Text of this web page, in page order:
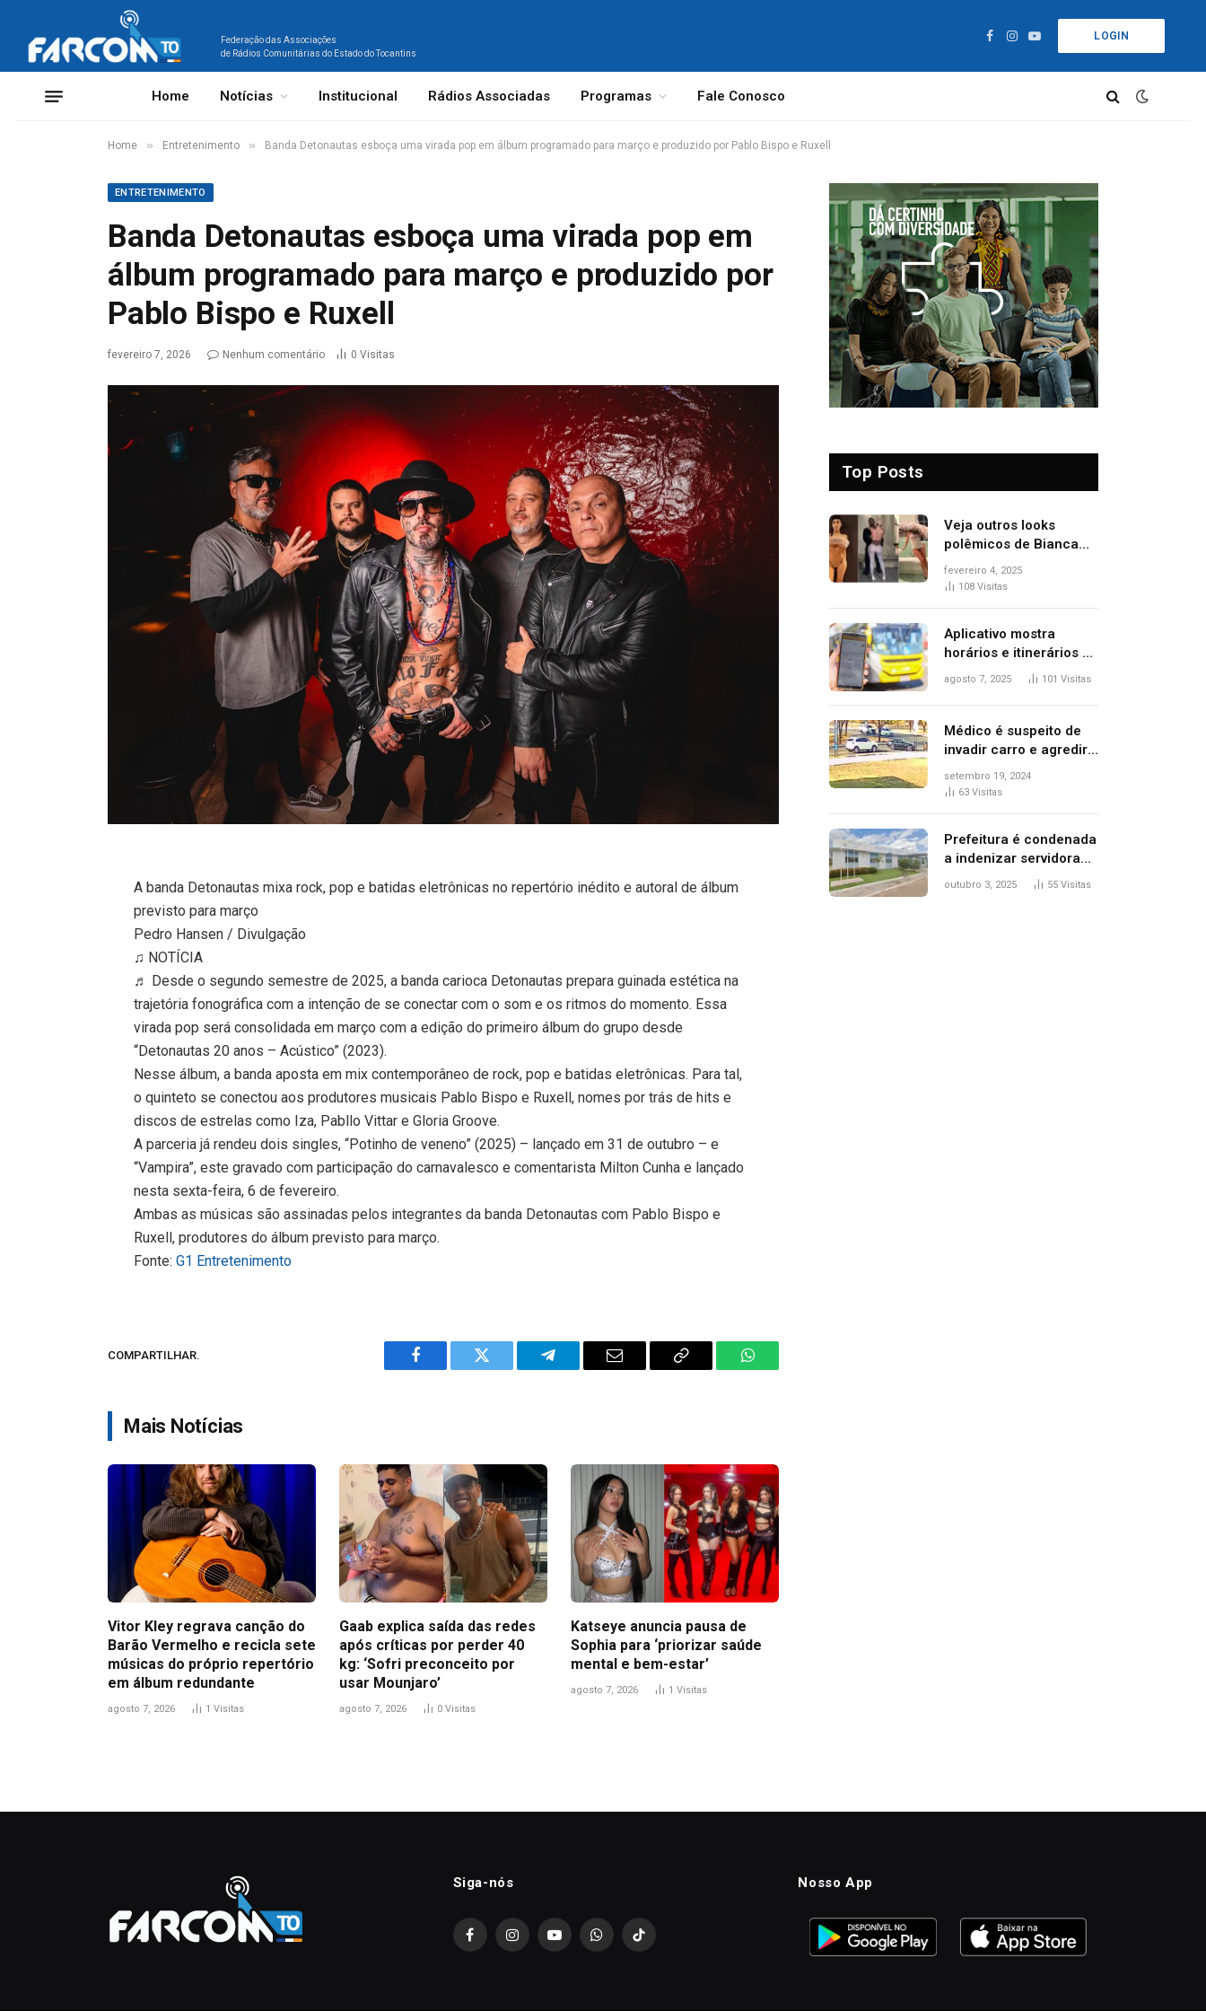
Federação das Associações
de Rádios Comunitárias do Estado do Tocantins
Facebook
Instagram
YouTube
LOGIN
Home Notícias Institucional Rádios Associadas Programas Fale Conosco
Home » Entretenimento » Banda Detonautas esboça uma virada pop em álbum programado para março e produzido por Pablo Bispo e Ruxell
ENTRETENIMENTO
Banda Detonautas esboça uma virada pop em
álbum programado para março e produzido por
Pablo Bispo e Ruxell
fevereiro 7, 2026 Nenhum comentário 0 Visitas
A banda Detonautas mixa rock, pop e batidas eletrônicas no repertório inédito e autoral de álbum
previsto para março
Pedro Hansen / Divulgação
♫ NOTÍCIA
♬ Desde o segundo semestre de 2025, a banda carioca Detonautas prepara guinada estética na
trajetória fonográfica com a intenção de se conectar com o som e os ritmos do momento. Essa
virada pop será consolidada em março com a edição do primeiro álbum do grupo desde
“Detonautas 20 anos – Acústico” (2023).
Nesse álbum, a banda aposta em mix contemporâneo de rock, pop e batidas eletrônicas. Para tal,
o quinteto se conectou aos produtores musicais Pablo Bispo e Ruxell, nomes por trás de hits e
discos de estrelas como Iza, Pabllo Vittar e Gloria Groove.
A parceria já rendeu dois singles, “Potinho de veneno” (2025) – lançado em 31 de outubro – e
“Vampira”, este gravado com participação do carnavalesco e comentarista Milton Cunha e lançado
nesta sexta-feira, 6 de fevereiro.
Ambas as músicas são assinadas pelos integrantes da banda Detonautas com Pablo Bispo e
Ruxell, produtores do álbum previsto para março.
Fonte:G1 Entretenimento
COMPARTILHAR.
Facebook Twitter Telegram Email
Copy
WhatsApp
Mais Notícias
Vitor Kley regrava canção do
Barão Vermelho e recicla sete
músicas do próprio repertório
em álbum redundante
agosto 7, 2026 1 Visitas
Gaab explica saída das redes
após críticas por perder 40
kg: ‘Sofri preconceito por
usar Mounjaro’
agosto 7, 2026 0 Visitas
Katseye anuncia pausa de
Sophia para ‘priorizar saúde
mental e bem-estar’
agosto 7, 2026 1 Visitas
Top Posts
Veja outros looks
polêmicos de Bianca
Censori, esposa de
Kanye West que
fevereiro 4, 2025
108 Visitas
Aplicativo mostra
horários e itinerários de
ônibus a usuários do
agosto 7, 2025 101 Visitas
Médico é suspeito de
invadir carro e agredir
delegado aposentado
durante confusão no
setembro 19, 2024
63 Visitas
Prefeitura é condenada
a indenizar servidora
temporária demitida
outubro 3, 2025 55 Visitas
Siga-nós
FacebookInstagramYouTubeWhatsAppTikTok
Nosso App